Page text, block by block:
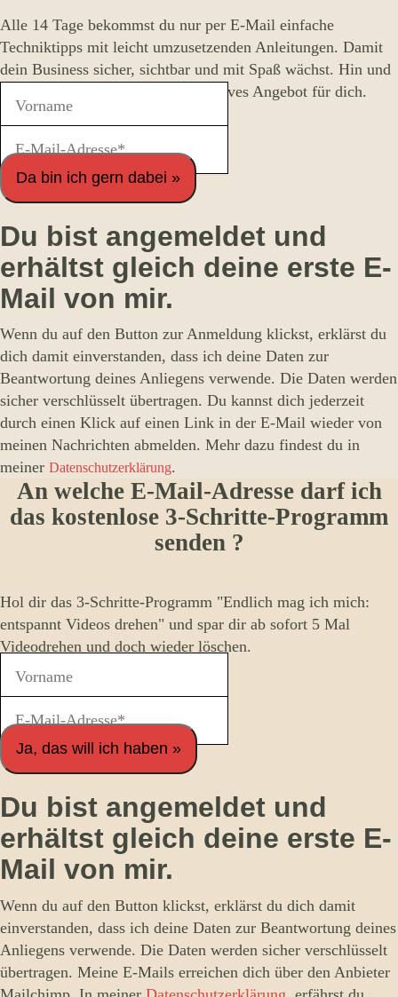
Alle 14 Tage bekommst du nur per E-Mail einfache
Techniktipps mit leicht umzusetzenden Anleitungen. Damit
dein Business sicher, sichtbar und mit Spaß wächst. Hin und
wieder gibt es auch mal ein attraktives Angebot für dich.
Da bin ich gern dabei »
Du bist angemeldet und
erhältst gleich deine erste E-
Mail von mir.
Wenn du auf den Button zur Anmeldung klickst, erklärst du
dich damit einverstanden, dass ich deine Daten zur
Beantwortung deines Anliegens verwende. Die Daten werden
sicher verschlüsselt übertragen. Du kannst dich jederzeit
durch einen Klick auf einen Link in der E-Mail wieder von
meinen Nachrichten abmelden. Mehr dazu findest du in
meiner Datenschutzerklärung.
An welche E-Mail-Adresse darf ich
das kostenlose 3-Schritte-Programm
senden ?
Hol dir das 3-Schritte-Programm "Endlich mag ich mich:
entspannt Videos drehen" und spar dir ab sofort 5 Mal
Videodrehen und doch wieder löschen.
Ja, das will ich haben »
Du bist angemeldet und
erhältst gleich deine erste E-
Mail von mir.
Wenn du auf den Button klickst, erklärst du dich damit
einverstanden, dass ich deine Daten zur Beantwortung deines
Anliegens verwende. Die Daten werden sicher verschlüsselt
übertragen. Meine E-Mails erreichen dich über den Anbieter